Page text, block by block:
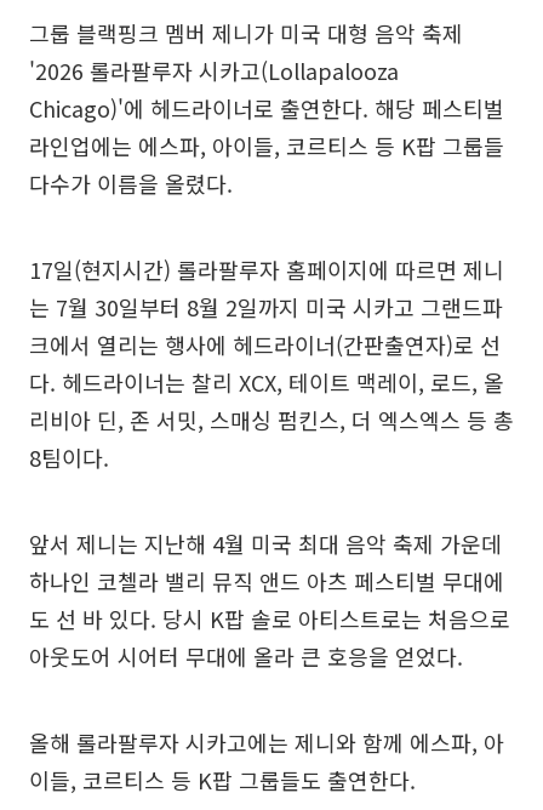
그룹 블랙핑크 멤버 제니가 미국 대형 음악 축제
'2026 롤라팔루자 시카고(Lollapalooza
Chicago)'에 헤드라이너로 출연한다. 해당 페스티벌
라인업에는 에스파, 아이들, 코르티스 등 K팝 그룹들
다수가 이름을 올렸다.
17일(현지시간) 롤라팔루자 홈페이지에 따르면 제니
는 7월 30일부터 8월 2일까지 미국 시카고 그랜드파
크에서 열리는 행사에 헤드라이너(간판출연자)로 선
다. 헤드라이너는 찰리 XCX, 테이트 맥레이, 로드, 올
리비아 딘, 존 서밋, 스매싱 펌킨스, 더 엑스엑스 등 총
8팀이다.
앞서 제니는 지난해 4월 미국 최대 음악 축제 가운데
하나인 코첼라 밸리 뮤직 앤드 아츠 페스티벌 무대에
도 선 바 있다. 당시 K팝 솔로 아티스트로는 처음으로
아웃도어 시어터 무대에 올라 큰 호응을 얻었다.
올해 롤라팔루자 시카고에는 제니와 함께 에스파, 아
이들, 코르티스 등 K팝 그룹들도 출연한다.